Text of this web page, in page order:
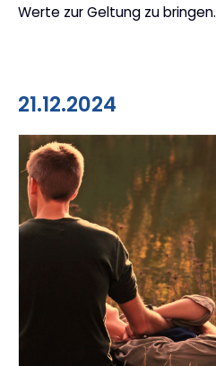
Werte zur Geltung zu bringen.
21.12.2024